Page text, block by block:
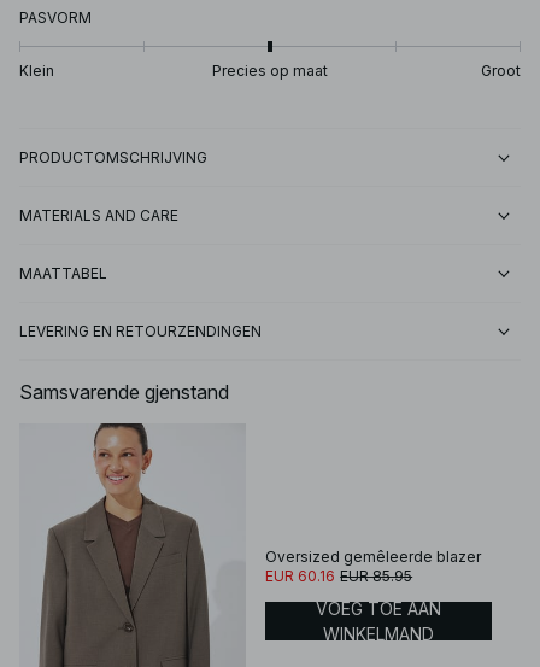
PASVORM
Klein Precies op maat Groot
PRODUCTOMSCHRIJVING
MATERIALS AND CARE
MAATTABEL
LEVERING EN RETOURZENDINGEN
Samsvarende gjenstand
Oversized gemêleerde blazer
EUR 60.16 EUR 85.95
VOEG TOE AAN
WINKELMAND